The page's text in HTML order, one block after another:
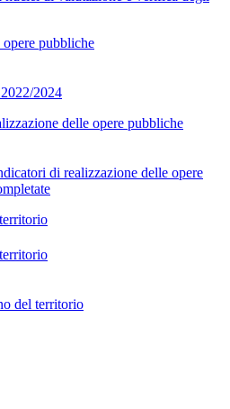
pubbliche
2024
delle opere pubbliche
di realizzazione delle opere
del territorio